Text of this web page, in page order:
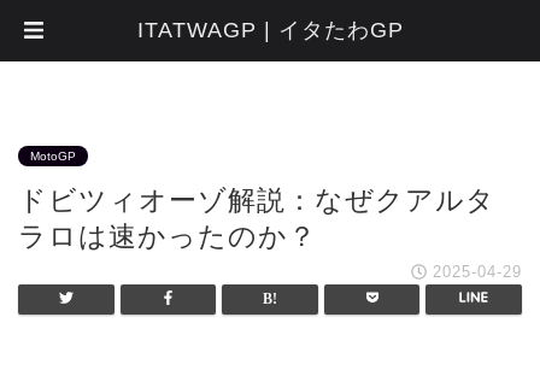
MotoGP
ドビツィオーゾ解説：なぜクアルタ
ラロは速かったのか？
2025-04-29
ITATWAGP | イタたわGP